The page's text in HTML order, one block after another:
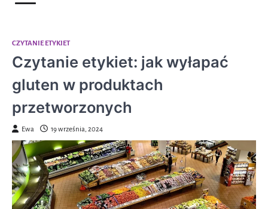
CZYTANIE ETYKIET
Czytanie etykiet: jak wyłapać
gluten w produktach
przetworzonych
Ewa 19 września, 2024